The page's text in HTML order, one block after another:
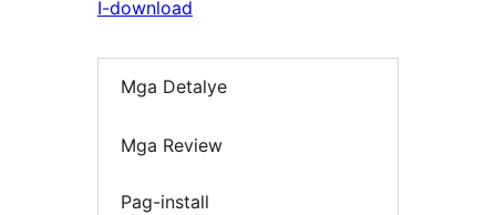
I-download
Mga Detalye
Mga Review
Pag-install